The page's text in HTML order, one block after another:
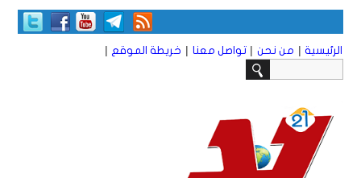
الرئيسية | من نحن | تواصل معنا | خريطة الموقع |